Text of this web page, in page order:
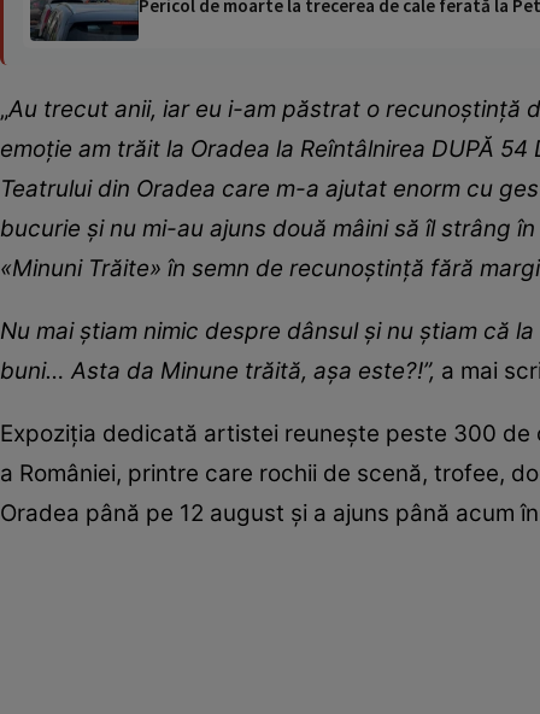
Pericol de moarte la trecerea de cale ferată la
„Au trecut anii, iar eu i-am păstrat o recunoştință
emoție am trăit la Oradea la Reîntâlnirea DUPĂ
Teatrului din Oradea care m-a ajutat enorm cu
bucurie şi nu mi-au ajuns două mâini să îl strâng
«Minuni Trăite» în semn de recunoştință fără
Nu mai ştiam nimic despre dânsul şi nu ştiam că
buni… Asta da Minune trăită, așa este?!”, a mai
Expoziția dedicată artistei reunește peste 300
a României, printre care rochii de scenă, trofee,
Oradea până pe 12 august și a ajuns până acum